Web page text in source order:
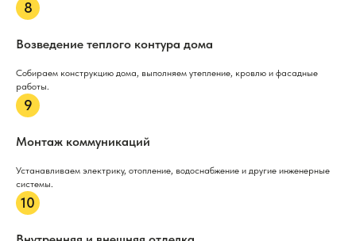
Возведение теплого контура дома
Собираем конструкцию дома, выполняем утепление, кровлю и фасадные
работы.
Монтаж коммуникаций
Устанавливаем электрику, отопление, водоснабжение и другие инженерные
системы.